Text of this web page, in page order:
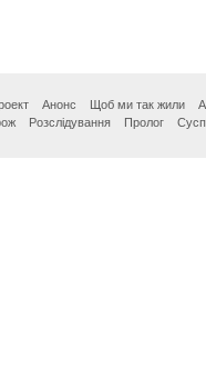
Анонс Щоб ми так жили
Розслідування Пролог